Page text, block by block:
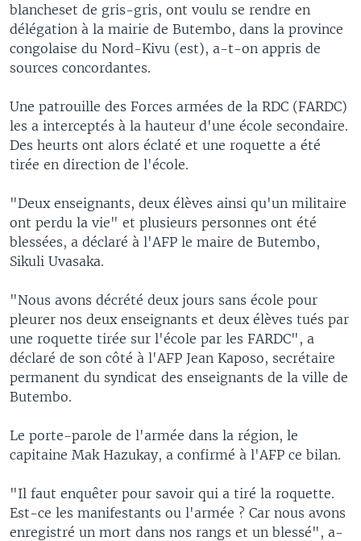
blancheset de gris-gris, ont voulu se rendre en
délégation à la mairie de Butembo, dans la province
congolaise du Nord-Kivu (est), a-t-on appris de
sources concordantes.
Une patrouille des Forces armées de la RDC (FARDC)
les a interceptés à la hauteur d'une école secondaire.
Des heurts ont alors éclaté et une roquette a été
tirée en direction de l'école.
"Deux enseignants, deux élèves ainsi qu'un militaire
ont perdu la vie" et plusieurs personnes ont été
blessées, a déclaré à l'AFP le maire de Butembo,
Sikuli Uvasaka.
"Nous avons décrété deux jours sans école pour
pleurer nos deux enseignants et deux élèves tués par
une roquette tirée sur l'école par les FARDC", a
déclaré de son côté à l'AFP Jean Kaposo, secrétaire
permanent du syndicat des enseignants de la ville de
Butembo.
Le porte-parole de l'armée dans la région, le
capitaine Mak Hazukay, a confirmé à l'AFP ce bilan.
"Il faut enquêter pour savoir qui a tiré la roquette.
Est-ce les manifestants ou l'armée ? Car nous avons
enregistré un mort dans nos rangs et un blessé", a-